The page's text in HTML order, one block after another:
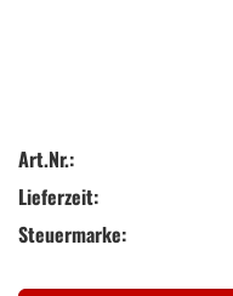
Art.Nr.:
Lieferzeit:
Steuermarke: